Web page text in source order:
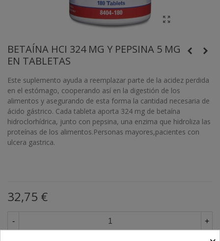
BETAÍNA HCI 324 MG Y PEPSINA 5 MG
EN TABLETAS
Este suplemento ayuda a reemplazar parte de la acidez perdida
en el estómago, cooperando así en la digestión de los
alimentos y asegurando de esta forma la cantidad necesaria de
ácido gástrico. Cada tableta aporta 324 mg de betaína
hidroclorhídrica, junto con pepsina, una enzima que hidroliza las
proteínas de los alimentos.Personas mayores,pacientes con
ulcera gastrica.
32,75 €
- +